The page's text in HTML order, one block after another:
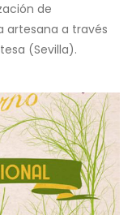
de
artesana a través
(Sevilla).